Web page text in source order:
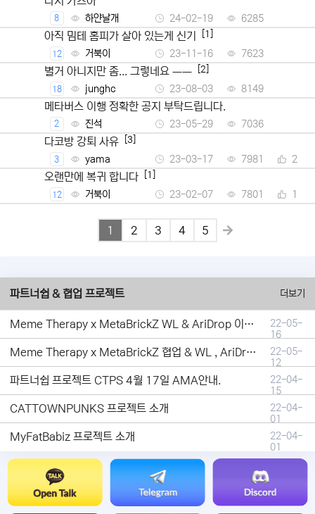
8 하얀날개 24-02-19 6285
아직 밈테 홈피가 살아 있는게 신기 [1]
12 거북이 23-11-16 7623
별거 아니지만 좀... 그렇네요 ㅡㅡ [2]
18 junghc 23-08-03 8149
메타버스 이행 정확한 공지 부탁드립니다.
2 진석 23-05-29 7036
다코방 강퇴 사유 [3]
3 yama 23-03-17 7981 2
오랜만에 복귀 합니다 [1]
12 거북이 23-02-07 7801 1
1 2 3 4 5
파트너쉽 & 협업 프로젝트 더보기
Meme Therapy x MetaBrickZ WL & AriDrop 이벤트 결과안내!
22-05-
16
Meme Therapy x MetaBrickZ 협업 & WL , AriDrop 이벤트 안내
22-05-
12
파트너쉽 프로젝트 CTPS 4월 17일 AMA안내.
22-04-
15
CATTOWNPUNKS 프로젝트 소개
22-04-
01
MyFatBabiz 프로젝트 소개
22-04-
01